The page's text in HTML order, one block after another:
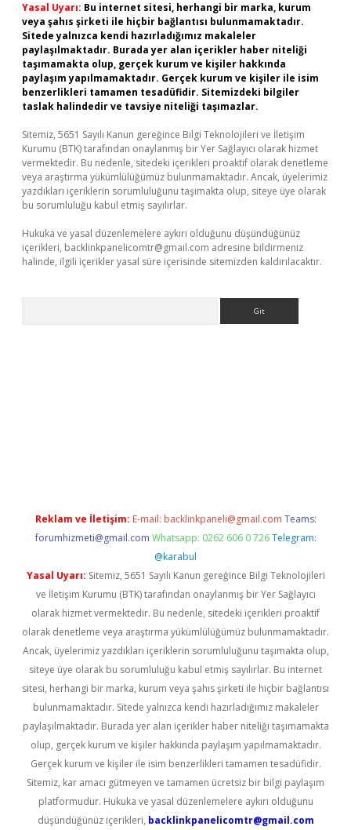
Yasal Uyarı: Bu internet sitesi, herhangi bir marka, kurum
veya şahıs şirketi ile hiçbir bağlantısı bulunmamaktadır.
Sitede yalnızca kendi hazırladığımız makaleler
paylaşılmaktadır. Burada yer alan içerikler haber niteliği
taşımamakta olup, gerçek kurum ve kişiler hakkında
paylaşım yapılmamaktadır. Gerçek kurum ve kişiler ile isim
benzerlikleri tamamen tesadüfidir. Sitemizdeki bilgiler
taslak halindedir ve tavsiye niteliği taşımazlar.
Sitemiz, 5651 Sayılı Kanun gereğince Bilgi Teknolojileri ve İletişim
Kurumu (BTK) tarafından onaylanmış bir Yer Sağlayıcı olarak hizmet
vermektedir. Bu nedenle, sitedeki içerikleri proaktif olarak denetleme
veya araştırma yükümlülüğümüz bulunmamaktadır. Ancak, üyelerimiz
yazdıkları içeriklerin sorumluluğunu taşımakta olup, siteye üye olarak
bu sorumluluğu kabul etmiş sayılırlar.
Hukuka ve yasal düzenlemelere aykırı olduğunu düşündüğünüz
içerikleri, backlinkpanelicomtr@gmail.com adresine bildirmeniz
halinde, ilgili içerikler yasal süre içerisinde sitemizden kaldırılacaktır.
Reklam ve İletişim: E-mail: backlinkpaneli@gmail.com Teams:
forumhizmeti@gmail.com Whatsapp: 0262 606 0 726 Telegram:
@karabul
Yasal Uyarı: Sitemiz, 5651 Sayılı Kanun gereğince Bilgi Teknolojileri
ve İletişim Kurumu (BTK) tarafından onaylanmış bir Yer Sağlayıcı
olarak hizmet vermektedir. Bu nedenle, sitedeki içerikleri proaktif
olarak denetleme veya araştırma yükümlülüğümüz bulunmamaktadır.
Ancak, üyelerimiz yazdıkları içeriklerin sorumluluğunu taşımakta olup,
siteye üye olarak bu sorumluluğu kabul etmiş sayılırlar. Bu internet
sitesi, herhangi bir marka, kurum veya şahıs şirketi ile hiçbir bağlantısı
bulunmamaktadır. Sitede yalnızca kendi hazırladığımız makaleler
paylaşılmaktadır. Burada yer alan içerikler haber niteliği taşımamakta
olup, gerçek kurum ve kişiler hakkında paylaşım yapılmamaktadır.
Gerçek kurum ve kişiler ile isim benzerlikleri tamamen tesadüfidir.
Sitemiz, kar amacı gütmeyen ve tamamen ücretsiz bir bilgi paylaşım
platformudur. Hukuka ve yasal düzenlemelere aykırı olduğunu
düşündüğünüz içerikleri, backlinkpanelicomtr@gmail.com